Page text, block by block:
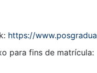
https://
para fins de matrícula: